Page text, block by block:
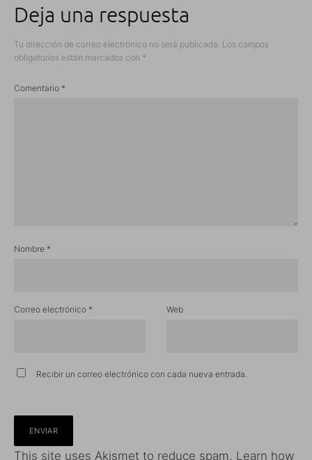
Deja una respuesta
Tu dirección de correo electrónico no será publicada. Los campos
obligatorios están marcados con *
Comentario *
Nombre *
Correo electrónico * Web
Recibir un correo electrónico con cada nueva entrada.
This site uses Akismet to reduce spam. Learn how